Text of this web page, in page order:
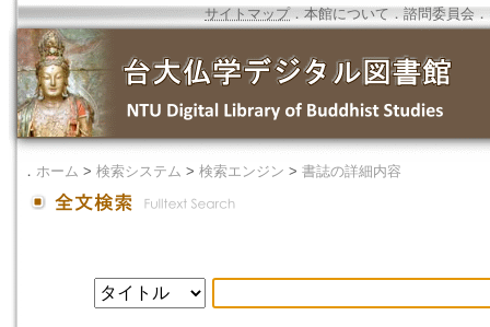
サイトマップ．本館について ． 諮問委員会 ．
． ホーム > 検索システム > 検索エンジン > 書誌の詳細内容